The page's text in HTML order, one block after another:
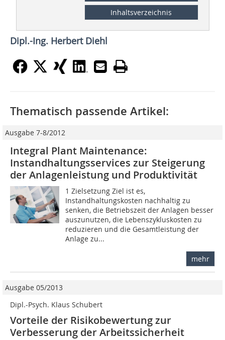
Inhaltsverzeichnis
Dipl.-Ing. Herbert Diehl
Thematisch passende Artikel:
Ausgabe 7-8/2012
Integral Plant Maintenance:
Instandhaltungsservices zur Steigerung
der Anlagenleistung und Produktivität
1 Zielsetzung Ziel ist es,
Instandhaltungskosten nachhaltig zu
senken, die Betriebszeit der Anlagen besser
auszunutzen, die Lebenszykluskosten zu
reduzieren und die Gesamtleistung der
Anlage zu...
mehr
Ausgabe 05/2013
Dipl.-Psych. Klaus Schubert
Vorteile der Risikobewertung zur
Verbesserung der Arbeitssicherheit